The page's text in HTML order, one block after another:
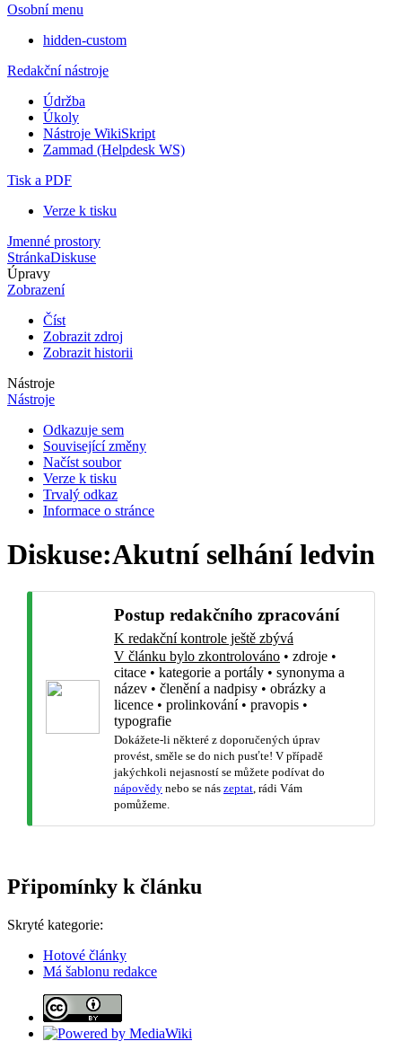
Osobní menu
hidden-custom
Redakční nástroje
Údržba
Úkoly
Nástroje WikiSkript
Zammad (Helpdesk WS)
Tisk a PDF
Verze k tisku
Jmenné prostory
StránkaDiskuse
Úpravy
Zobrazení
Číst
Zobrazit zdroj
Zobrazit historii
Nástroje
Nástroje
Odkazuje sem
Související změny
Načíst soubor
Verze k tisku
Trvalý odkaz
Informace o stránce
Diskuse:Akutní selhání ledvin
Postup redakčního zpracování
K redakční kontrole ještě zbývá
V článku bylo zkontrolováno • zdroje •
citace • kategorie a portály • synonyma a
název • členění a nadpisy • obrázky a
licence • prolinkování• pravopis •
typografie
Dokážete-li některé z doporučených úprav
provést, směle se do nich pusťte! V případě
jakýchkoli nejasností se můžete podívat do
nápovědy nebo se nás zeptat , rádi Vám
pomůžeme.
Připomínky k článku
Skryté kategorie:
Hotové články
Má šablonu redakce